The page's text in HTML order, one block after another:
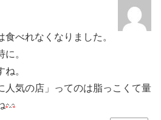
べれなくなりました。
。
。
人気の店」ってのは脂っこくて量